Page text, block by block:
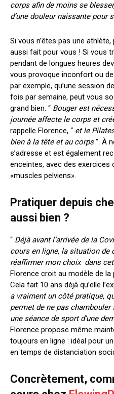
corps afin de moins se
d’une douleur naissante pour
Si vous n’êtes pas une athlète,
aussi fait pour vous ! Si vous
pendant de longues heures
vous provoque inconfort ou
par exemple, qu’une session
fois par semaine, peut vous
grand bien. “ Bouger est
journée affecte le corps et
rappelle Florence, “ etle
bien à la tête et au corps”. À
s’adresse et est également
enceintes, avec des exercices
«muscles pelviens».
Pratiquer depuis
aussi bien ?
“ Déjà avantl’arrivée de la
cours en ligne, la situation de
réaffirmer mon choix dans
Florence croit au modèle de la
Cela fait 10 ans déjà qu’elle
a vraiment un côté pratique,
permet de ne pas
une séance de sport d’une
Florence propose même
toujours en ligne : idéal pour
en temps de distanciation
Concrètement,